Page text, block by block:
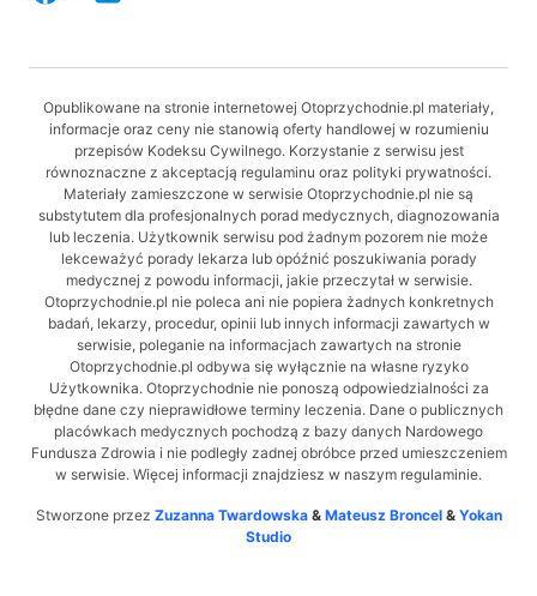
Opublikowane na stronie internetowej Otoprzychodnie.pl materiały,
informacje oraz ceny nie stanowią oferty handlowej w rozumieniu
przepisów Kodeksu Cywilnego. Korzystanie z serwisu jest
równoznaczne z akceptacją regulaminu oraz polityki prywatności.
Materiały zamieszczone w serwisie Otoprzychodnie.pl nie są
substytutem dla profesjonalnych porad medycznych, diagnozowania
lub leczenia. Użytkownik serwisu pod żadnym pozorem nie może
lekceważyć porady lekarza lub opóźnić poszukiwania porady
medycznej z powodu informacji, jakie przeczytał w serwisie.
Otoprzychodnie.pl nie poleca ani nie popiera żadnych konkretnych
badań, lekarzy, procedur, opinii lub innych informacji zawartych w
serwisie, poleganie na informacjach zawartych na stronie
Otoprzychodnie.pl odbywa się wyłącznie na własne ryzyko
Użytkownika. Otoprzychodnie nie ponoszą odpowiedzialności za
błędne dane czy nieprawidłowe terminy leczenia. Dane o publicznych
placówkach medycznych pochodzą z bazy danych Nardowego
Fundusza Zdrowia i nie podległy zadnej obróbce przed umieszczeniem
w serwisie. Więcej informacji znajdziesz w naszym regulaminie.
Stworzone przez Zuzanna Twardowska & Mateusz Broncel & Yokan
Studio